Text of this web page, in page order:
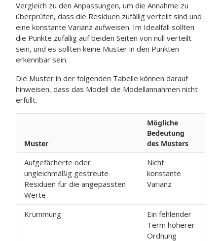
Vergleich zu den Anpassungen, um die Annahme zu
überprüfen, dass die Residuen zufällig verteilt sind und
eine konstante Varianz aufweisen. Im Idealfall sollten
die Punkte zufällig auf beiden Seiten von null verteilt
sein, und es sollten keine Muster in den Punkten
erkennbar sein.
Die Muster in der folgenden Tabelle können darauf
hinweisen, dass das Modell die Modellannahmen nicht
erfüllt.
Muster
Mögliche
Bedeutung
des Musters
Aufgefächerte oder
ungleichmäßig gestreute
Residuen für die angepassten
Werte
Nicht
konstante
Varianz
Krümmung
Ein fehlender
Term höherer
Ordnung